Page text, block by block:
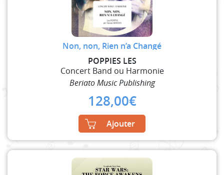
Non, non, Rien n’a Changé
POPPIES LES
Concert Band ou Harmonie
Beriato Music Publishing
128,00€
Ajouter